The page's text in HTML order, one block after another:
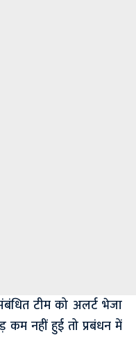
टीम को अलर्ट भेजा
कम नहीं हुई तो प्रबंधन में